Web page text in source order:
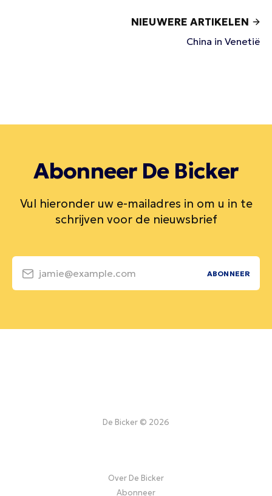
NIEUWERE ARTIKELEN
China in Venetië
Abonneer De Bicker
Vul hieronder uw e-mailadres in om u in te
schrijven voor de nieuwsbrief
jamie@example.com ABONNEER
De Bicker © 2026
Over De Bicker
Abonneer